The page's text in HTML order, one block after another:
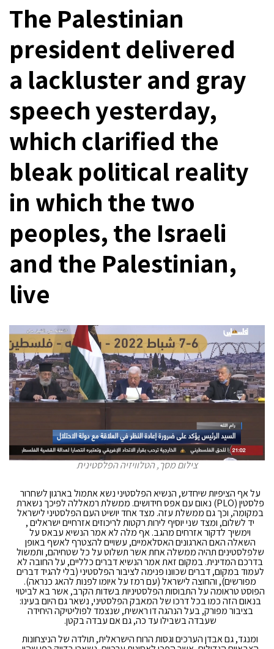
The Palestinian
president delivered
a lackluster and gray
speech yesterday,
which clarified the
bleak political reality
in which the two
peoples, the Israeli
and the Palestinian,
live
צילום מסך, הטלוויזיה הפלסטינית
על אף הציפיות שיחדש, הנשיא הפלסטיני נשא אתמול בארגון לשחרור
פלסטין (PLO) נאום עם אפס חידושים. ממשלת רמאללה לפיכך נשארת
במקומה, וכך גם ממשלת עזה. מצד אחד יושיט העם הפלסטיני לישראל
יד לשלום, ומצד שני יוסיף לירות רקטות לריכוזים אזרחיים ישראלים ,
וימשיך לדקור אזרחים מהגב. אף מלה לא אמר הנשיא עבאס על
השאלה האם הארגונים האסלאמיים, עשויים להצטרף לאשף באופן
שלפלסטינים תהיה ממשלה אחת אשר תשלוט על כל שטחיהם, ותמשול
בדרכם המדינית. במקום זאת אמר הנשיא דברים כלליים, על החובה לא
לעמוד במקום, דברים שכוונו פנימה לציבור הפלסטיני (בלי להגיד דברים
מפורשים), והחוצה לישראל (עם רמז על איומו לפנות להאג כנראה).
הפוסט טראומה על התבוסות הפלסטיניות בשדות הקרב, אשר בא לביטוי
בנאום הזה כמו בכל דרכו של המאבק הפלסטיני, נשאר גם היום בעינו:
בציבור מפורק, בעל הנהגה דו ראשית, שנצמד לפוליטיקה היחידה
שעבדה בשבילו עד כה, גם אם עבדה בקטן.
ומנגד, גם אבדן הערכים וגסות הרוח הישראלית, תולדה של הניצחונות